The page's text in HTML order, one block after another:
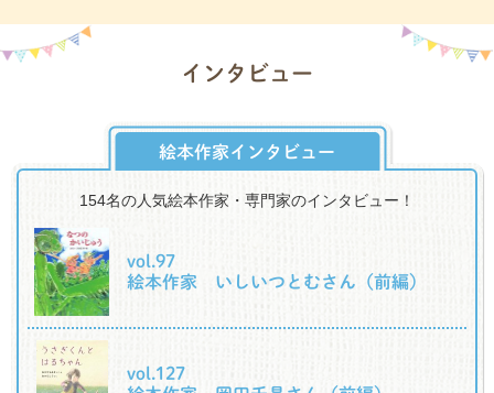
インタビュー
絵本作家インタビュー
154名の人気絵本作家・専門家のインタビュー！
vol.97
絵本作家 いしいつとむさん（前編）
vol.127